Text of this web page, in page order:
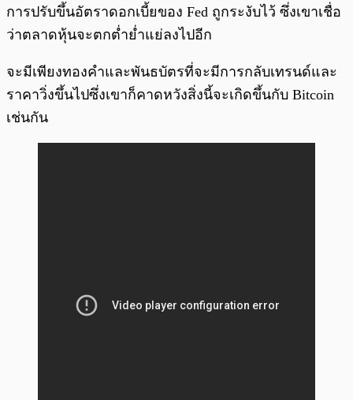
การปรับขึ้นอัตราดอกเบี้ยของ Fed ถูกระงับไว้ ซึ่งเขาเชื่อ
ว่าตลาดหุ้นจะตกต่ำย่ำแย่ลงไปอีก
จะมีเพียงทองคำและพันธบัตรที่จะมีการกลับเทรนด์และ
ราคาวิ่งขึ้นไปซึ่งเขาก็คาดหวังสิ่งนี้จะเกิดขึ้นกับ Bitcoin
เช่นกัน